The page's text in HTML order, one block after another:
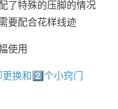
了特殊的压脚的情况
要配合花样线迹
使用
换和2️⃣个小窍门